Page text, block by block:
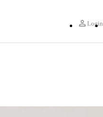
Login